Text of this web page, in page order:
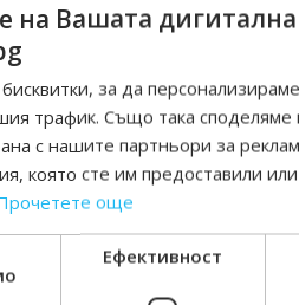
на Вашата
за да
трафик. Също така
с нашите партньори за
която сте им предоставили
още
Ефективност